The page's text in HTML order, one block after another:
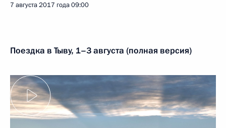
7 августа 2017 года09:00
Поездка в Тыву, 1–3 августа (полная версия)